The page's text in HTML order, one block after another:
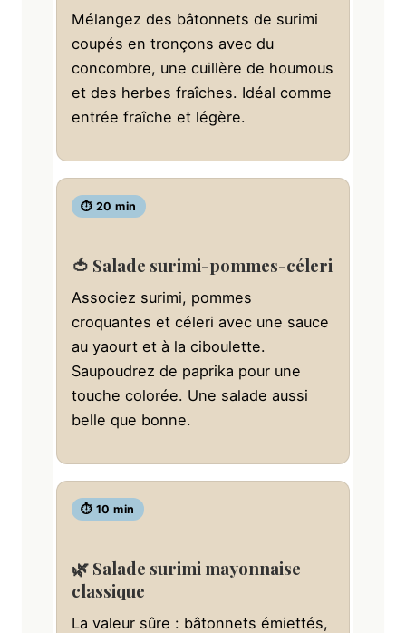
Mélangez des bâtonnets de surimi
coupés en tronçons avec du
concombre, une cuillère de houmous
et des herbes fraîches. Idéal comme
entrée fraîche et légère.
⏱ 20 min
🍅 Salade surimi-pommes-céleri
Associez surimi, pommes
croquantes et céleri avec une sauce
au yaourt et à la ciboulette.
Saupoudrez de paprika pour une
touche colorée. Une salade aussi
belle que bonne.
⏱ 10 min
🌿 Salade surimi mayonnaise
classique
La valeur sûre : bâtonnets émiettés,